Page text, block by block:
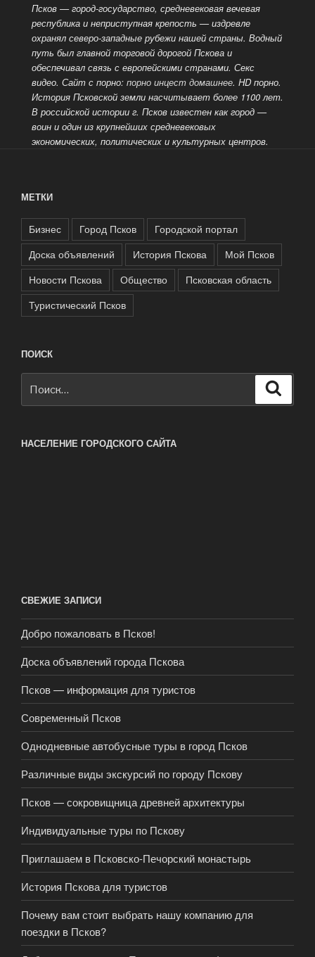
Псков — город-государство, средневековая вечевая
республика и неприступная крепость — издревле
охранял северо-западные рубежи нашей страны. Водный
путь был главной торговой дорогой Пскова и
обеспечивал связь с европейскими странами. Секс
видео. Сайт с порно: порно инцест домашнее. HD порно.
История Псковской земли насчитывает более 1100 лет.
В российской истории г. Псков известен как город —
воин и один из крупнейших средневековых
экономических, политических и культурных центров.
МЕТКИ
Бизнес Город Псков
Городской портал
Доска объявлений
История Пскова
Мой Псков
Новости Пскова
Общество
Псковская область
Туристический Псков
ПОИСК
НАСЕЛЕНИЕ ГОРОДСКОГО САЙТА
СВЕЖИЕ ЗАПИСИ
Добро пожаловать в Псков!
Доска объявлений города Пскова
Псков — информация для туристов
Современный Псков
Однодневные автобусные туры в город Псков
Различные виды экскурсий по городу Пскову
Псков — сокровищница древней архитектуры
Индивидуальные туры по Пскову
Приглашаем в Псковско-Печорский монастырь
История Пскова для туристов
Почему вам стоит выбрать нашу компанию для
поездки в Псков?